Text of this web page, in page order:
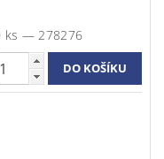
ks — 278276